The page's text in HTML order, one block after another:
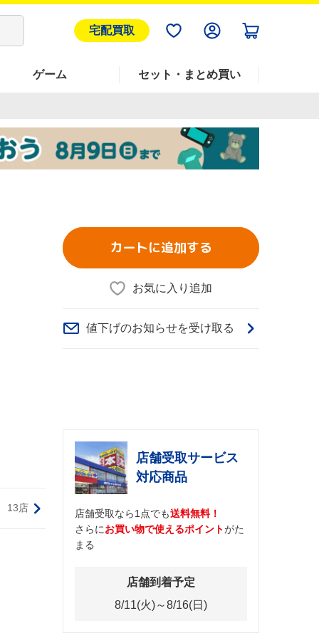
宅配買取
ゲーム セット・まとめ買い
13店
カートに追加する
お気に入り追加
値下げのお知らせを受け取る
店舗受取サービス
対応商品
店舗受取なら1点でも送料無料！
さらにお買い物で使えるポイントがた
まる
店舗到着予定
8/11(火)～8/16(日)